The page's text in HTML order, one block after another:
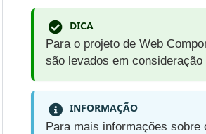
DICA
Para o projeto de Web
são levados em
INFORMAÇÃO
Para mais informações